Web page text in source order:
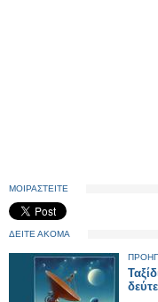
ΜΟΙΡΑΣΤΕΙΤΕ
ΔΕΙΤΕ ΑΚΟΜΑ